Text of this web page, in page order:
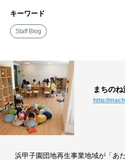
キーワード
Staff Blog
まちの
http://
浜甲子園団地再生事業地域が「あ